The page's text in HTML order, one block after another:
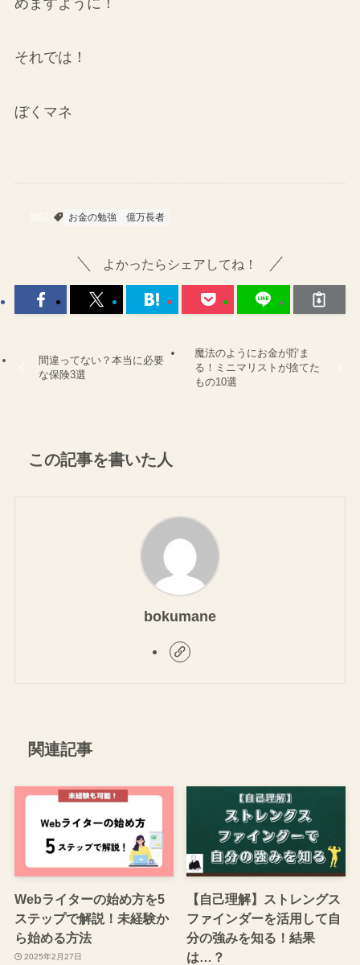
それでは！
ぼくマネ
お金の勉強 億万長者
よかったらシェアしてね！
間違ってない？本当に必要
な保険3選
魔法のようにお金が貯ま
る！ミニマリストが捨てた
もの10選
この記事を書いた人
bokumane
関連記事
Webライターの始め方を5
ステップで解説！未経験か
ら始める方法
2025年2月27日
【自己理解】ストレングス
ファインダーを活用して自
分の強みを知る！結果
は…？